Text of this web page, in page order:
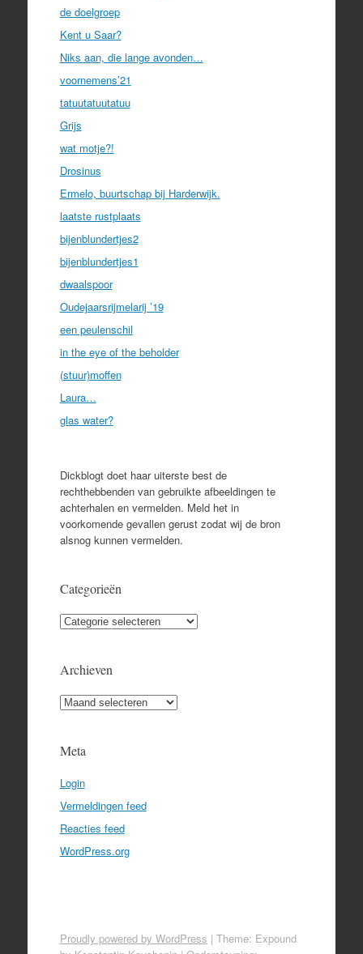
de doelgroep
Kent u Saar?
Niks aan, die lange avonden…
voornemens’21
tatuutatuutatuu
Grijs
wat motje?!
Drosinus
Ermelo, buurtschap bij Harderwijk.
laatste rustplaats
bijenblundertjes2
bijenblundertjes1
dwaalspoor
Oudejaarsrijmelarij ’19
een peulenschil
in the eye of the beholder
(stuur)moffen
Laura…
glas water?
Dickblogt doet haar uiterste best de
rechthebbenden van gebruikte afbeeldingen te
achterhalen en vermelden. Meld het in
voorkomende gevallen gerust zodat wij de bron
alsnog kunnen vermelden.
Categorieën
Categorieën
Archieven
Archieven
Meta
Login
Vermeldingen feed
Reacties feed
WordPress.org
Proudly powered by WordPress | Theme: Expound